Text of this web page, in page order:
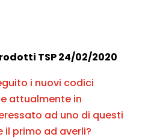
TSP 24/02/2020
i nuovi codici
attualmente in
ad uno di questi
il primo ad averli?